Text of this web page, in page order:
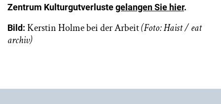
Zentrum Kulturgutverlustegelangen Sie hier.
Bild: Kerstin Holme bei der Arbeit(Foto: Haist / eat
archiv)